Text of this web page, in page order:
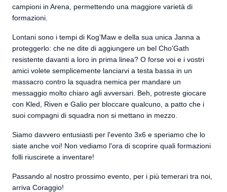
campioni in Arena, permettendo una maggiore varietà di
formazioni.
Lontani sono i tempi di Kog'Maw e della sua unica Janna a
proteggerlo: che ne dite di aggiungere un bel Cho'Gath
resistente davanti a loro in prima linea? O forse voi e i vostri
amici volete semplicemente lanciarvi a testa bassa in un
massacro contro la squadra nemica per mandare un
messaggio molto chiaro agli avversari. Beh, potreste giocare
con Kled, Riven e Galio per bloccare qualcuno, a patto che i
suoi compagni di squadra non si mettano in mezzo.
Siamo davvero entusiasti per l'evento 3x6 e speriamo che lo
siate anche voi! Non vediamo l'ora di scoprire quali formazioni
folli riuscirete a inventare!
Passando al nostro prossimo evento, per i più temerari tra noi,
arriva Coraggio!